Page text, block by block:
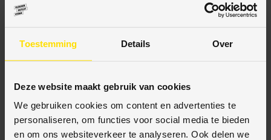
Toestemming Details Over
Deze website maakt gebruik van cookies
We gebruiken cookies om content en advertenties te
personaliseren, om functies voor social media te bieden
en om ons websiteverkeer te analyseren. Ook delen we
BESCHRIJVING
SPECIFICATIES